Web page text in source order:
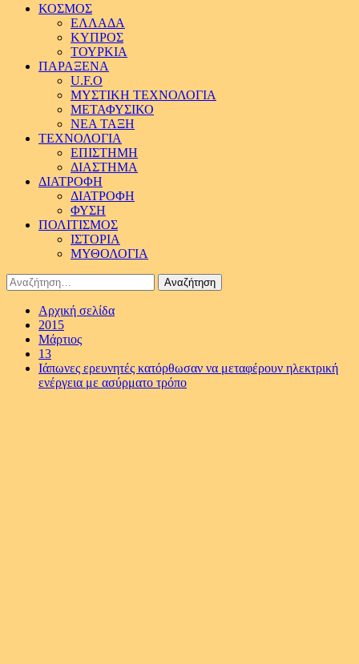
ΚΟΣΜΟΣ
ΕΛΛΑΔΑ
ΚΥΠΡΟΣ
ΤΟΥΡΚΙΑ
ΠΑΡΑΞΕΝΑ
U.F.O
ΜΥΣΤΙΚΗ ΤΕΧΝΟΛΟΓΙΑ
ΜΕΤΑΦΥΣΙΚΟ
ΝΕΑ ΤΑΞΗ
ΤΕΧΝΟΛΟΓΙΑ
ΕΠΙΣΤΗΜΗ
ΔΙΑΣΤΗΜΑ
ΔΙΑΤΡΟΦΗ
ΔΙΑΤΡΟΦΗ
ΦΥΣΗ
ΠΟΛΙΤΙΣΜΟΣ
ΙΣΤΟΡΙΑ
ΜΥΘΟΛΟΓΙΑ
Αναζήτηση
για:
Αρχική σελίδα
2015
Μάρτιος
13
Ιάπωνες ερευνητές κατόρθωσαν να μεταφέρουν ηλεκτρική
ενέργεια με ασύρματο τρόπο